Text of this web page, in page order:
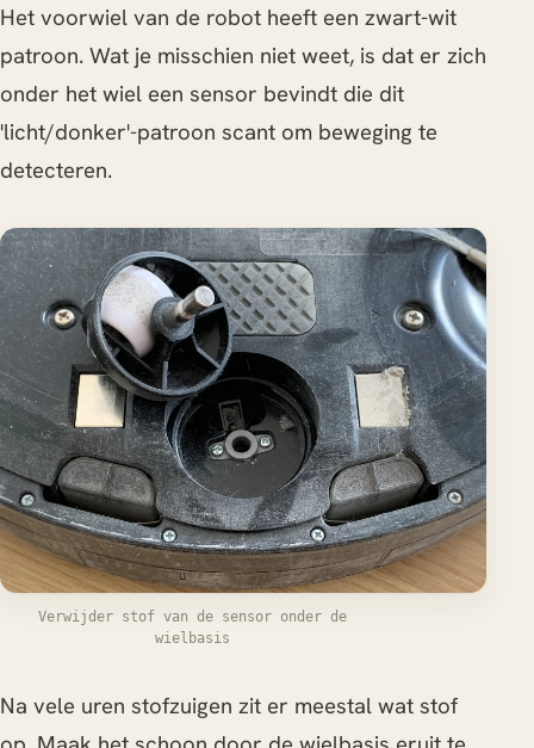
Het voorwiel van de robot heeft een zwart-wit
patroon. Wat je misschien niet weet, is dat er zich
onder het wiel een sensor bevindt die dit
'licht/donker'-patroon scant om beweging te
detecteren.
Verwijder stof van de sensor onder de
wielbasis
Na vele uren stofzuigen zit er meestal wat stof